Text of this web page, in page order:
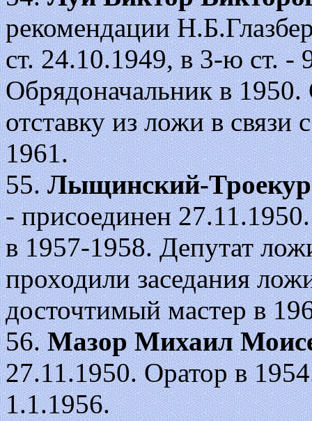
рекомендации
ст. 24.10.1949, в 3-ю ст.
Обрядоначальник в
отставку из ложи в связи
1961.
55.Лыщинский-
- присоединен
в 1957-1958. Депутат
проходили заседания
досточтимый мастер в
56.Мазор Михаил
27.11.1950. Оратор в
1.1.1956.